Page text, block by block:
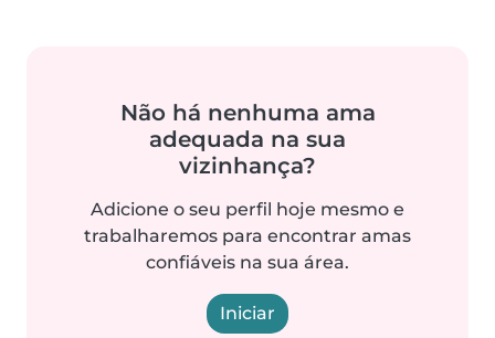
Não há nenhuma ama
adequada na sua
vizinhança?
Adicione o seu perfil hoje mesmo e
trabalharemos para encontrar amas
confiáveis na sua área.
Iniciar